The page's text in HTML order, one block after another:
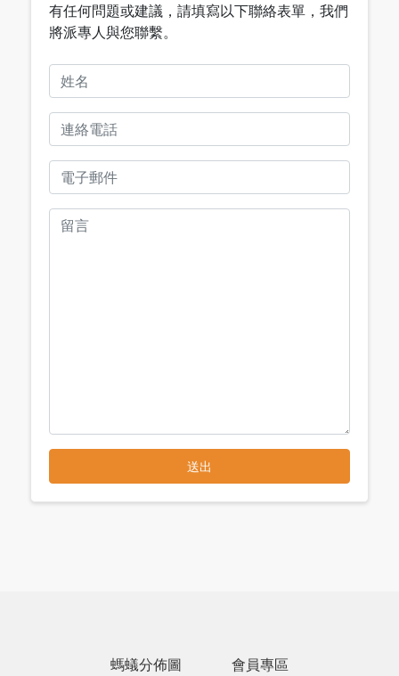
有任何問題或建議，請填寫以下聯絡表單，我們
將派專人與您聯繫。
螞蟻分佈圖
會員專區